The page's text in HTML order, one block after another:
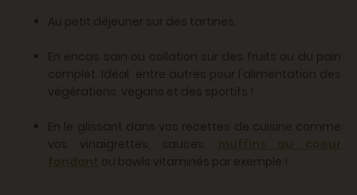
Au petit déjeuner sur des tartines.
En encas sain ou collation sur des fruits ou du pain
complet. Idéal entre autres pour l'alimentation des
végératiens, vegans et des sportifs !
En le glissant dans vos recettes de cuisine comme
vos vinaigrettes, sauces, muffins au coeur
fondant ou bowls vitaminés par exemple !